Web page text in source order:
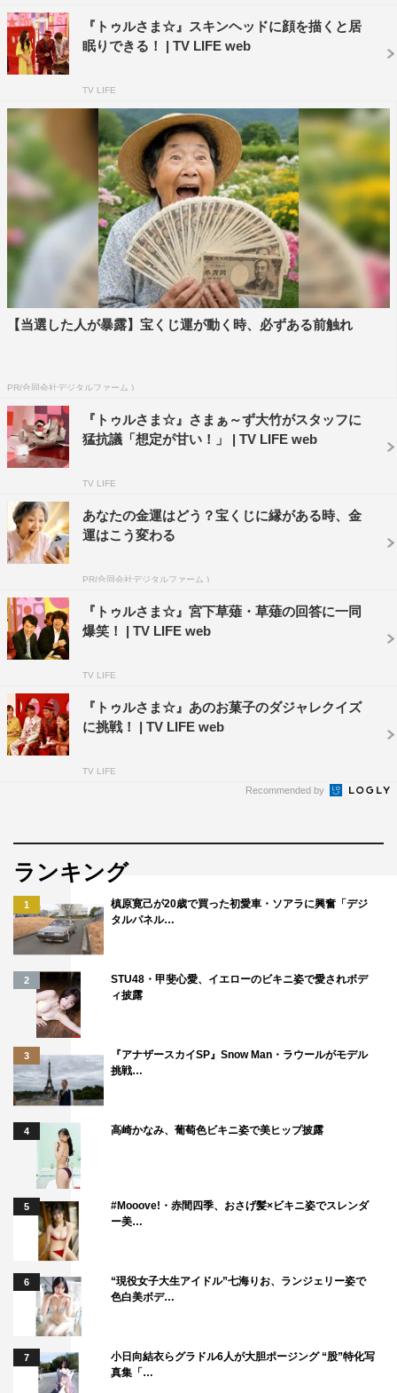
『トゥルさま☆』
配信日：毎週月曜 正午更新
配信話数：49話
出演者：さまぁ～ず、あびる優 他
https://pc.video.dmkt-sp.jp/ti/10022805?
campaign=ghp1002342
©エイベックス通信放送
『トゥルさま☆』スキンヘッドに顔を描くと居
眠りできる！ | TV LIFE web
TV LIFE
【当選した人が暴露】宝くじ運が動く時、必ずある前触れ
PR(合同会社デジタルファーム )
『トゥルさま☆』さまぁ～ず大竹がスタッフに
猛抗議「想定が甘い！」 | TV LIFE web
TV LIFE
あなたの金運はどう？宝くじに縁がある時、金
運はこう変わる
PR(合同会社デジタルファーム )
『トゥルさま☆』宮下草薙・草薙の回答に一同
爆笑！ | TV LIFE web
TV LIFE
『トゥルさま☆』あのお菓子のダジャレクイズ
に挑戦！ | TV LIFE web
TV LIFE
Recommended by
ランキング
1
槙原寛己が20歳で買った初愛車・ソアラに興奮「デジ
タルパネル…
2
STU48・甲斐心愛、イエローのビキニ姿で愛されボデ
ィ披露
3
『アナザースカイSP』Snow Man・ラウールがモデル
挑戦…
4 高崎かなみ、葡萄色ビキニ姿で美ヒップ披露
5
#Mooove!・赤間四季、おさげ髪×ビキニ姿でスレンダ
ー美…
6
“現役女子大生アイドル”七海りお、ランジェリー姿で
色白美ボデ…
7
小日向結衣らグラドル6人が大胆ポージング “股”特化写
真集「…